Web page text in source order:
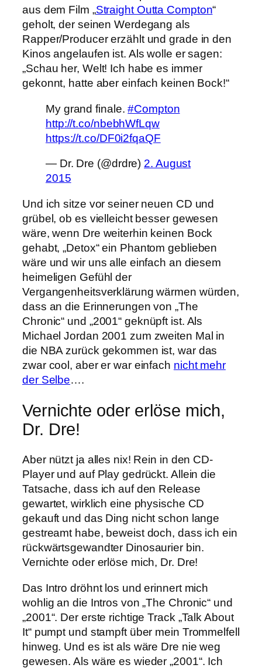
aus dem Film „Straight Outta Compton“
geholt, der seinen Werdegang als
Rapper/Producer erzählt und grade in den
Kinos angelaufen ist. Als wolle er sagen:
„Schau her, Welt! Ich habe es immer
gekonnt, hatte aber einfach keinen Bock!“
My grand finale.#Compton
http://t.co/nbebhWfLqw
https://t.co/DF0i2fqaQF
— Dr. Dre (@drdre) 2. August
2015
Und ich sitze vor seiner neuen CD und
grübel, ob es vielleicht besser gewesen
wäre, wenn Dre weiterhin keinen Bock
gehabt, „Detox“ ein Phantom geblieben
wäre und wir uns alle einfach an diesem
heimeligen Gefühl der
Vergangenheitsverklärung wärmen würden,
dass an die Erinnerungen von „The
Chronic“ und „2001“ geknüpft ist. Als
Michael Jordan 2001 zum zweiten Mal in
die NBA zurück gekommen ist, war das
zwar cool, aber er war einfach nicht mehr
der Selbe….
Vernichte oder erlöse mich,
Dr. Dre!
Aber nützt ja alles nix! Rein in den CD-
Player und auf Play gedrückt. Allein die
Tatsache, dass ich auf den Release
gewartet, wirklich eine physische CD
gekauft und das Ding nicht schon lange
gestreamt habe, beweist doch, dass ich ein
rückwärtsgewandter Dinosaurier bin.
Vernichte oder erlöse mich, Dr. Dre!
Das Intro dröhnt los und erinnert mich
wohlig an die Intros von „The Chronic“ und
„2001“. Der erste richtige Track „Talk About
It“ pumpt und stampft über mein Trommelfell
hinweg. Und es ist als wäre Dre nie weg
gewesen. Als wäre es wieder „2001“. Ich